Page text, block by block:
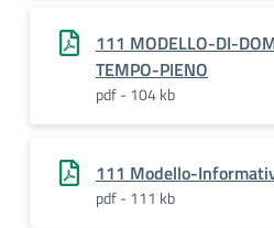
111 MODELLO-DI-
TEMPO-PIENO
pdf - 104 kb
111 Modello-
pdf - 111 kb